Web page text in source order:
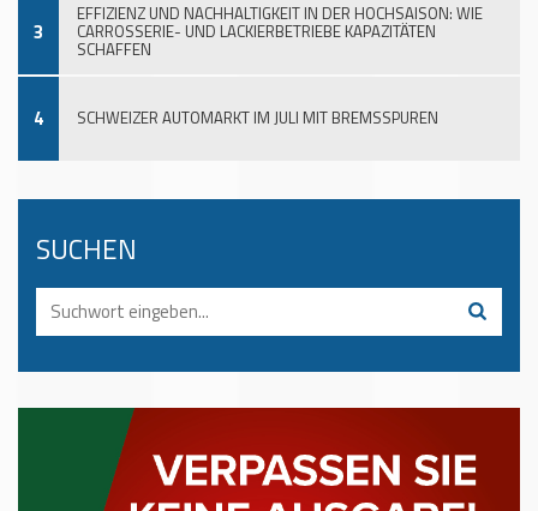
3
EFFIZIENZ UND NACHHALTIGKEIT IN DER HOCHSAISON: WIE
CARROSSERIE- UND LACKIERBETRIEBE KAPAZITÄTEN
SCHAFFEN
4 SCHWEIZER AUTOMARKT IM JULI MIT BREMSSPUREN
SUCHEN